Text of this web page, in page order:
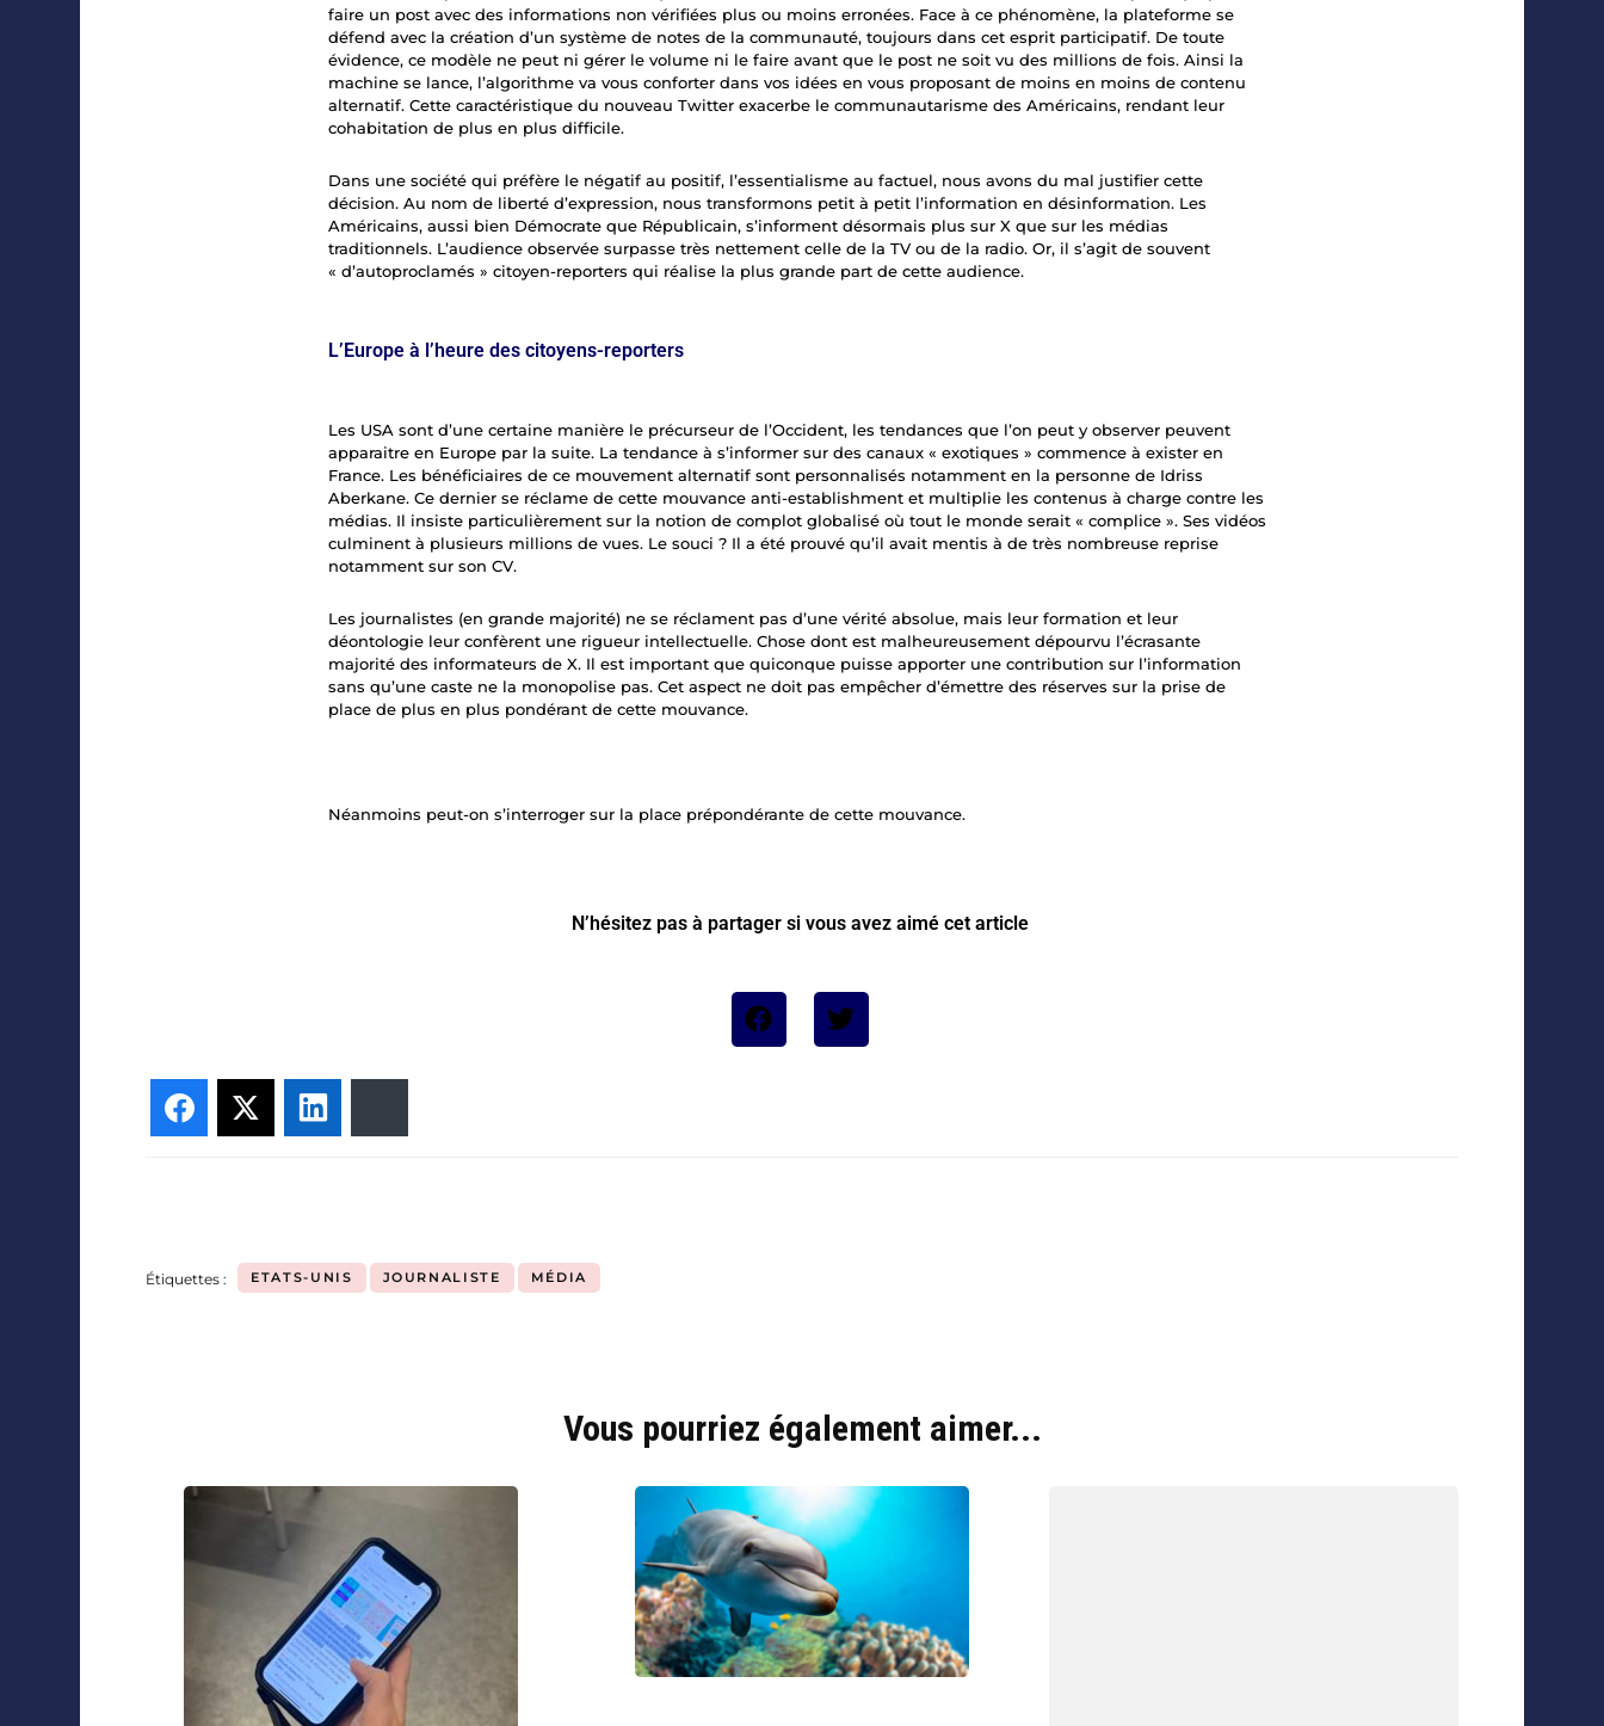
faire un post avec des informations non vérifiées plus ou moins erronées. Face à ce phénomène, la plateforme se
défend avec la création d’un système de notes de la communauté, toujours dans cet esprit participatif. De toute
évidence, ce modèle ne peut ni gérer le volume ni le faire avant que le post ne soit vu des millions de fois. Ainsi la
machine se lance, l’algorithme va vous conforter dans vos idées en vous proposant de moins en moins de contenu
alternatif. Cette caractéristique du nouveau Twitter exacerbe le communautarisme des Américains, rendant leur
cohabitation de plus en plus difficile.
Dans une société qui préfère le négatif au positif, l’essentialisme au factuel, nous avons du mal justifier cette
décision. Au nom de liberté d’expression, nous transformons petit à petit l’information en désinformation. Les
Américains, aussi bien Démocrate que Républicain, s’informent désormais plus sur X que sur les médias
traditionnels. L’audience observée surpasse très nettement celle de la TV ou de la radio. Or, il s’agit de souvent
« d’autoproclamés » citoyen-reporters qui réalise la plus grande part de cette audience.
L’Europe à l’heure des citoyens-reporters
Les USA sont d’une certaine manière le précurseur de l’Occident, les tendances que l’on peut y observer peuvent
apparaitre en Europe par la suite. La tendance à s’informer sur des canaux « exotiques » commence à exister en
France. Les bénéficiaires de ce mouvement alternatif sont personnalisés notamment en la personne de Idriss
Aberkane. Ce dernier se réclame de cette mouvance anti-establishment et multiplie les contenus à charge contre les
médias. Il insiste particulièrement sur la notion de complot globalisé où tout le monde serait « complice ». Ses vidéos
culminent à plusieurs millions de vues. Le souci ? Il a été prouvé qu’il avait mentis à de très nombreuse reprise
notamment sur son CV.
Les journalistes (en grande majorité) ne se réclament pas d’une vérité absolue, mais leur formation et leur
déontologie leur confèrent une rigueur intellectuelle. Chose dont est malheureusement dépourvu l’écrasante
majorité des informateurs de X. Il est important que quiconque puisse apporter une contribution sur l’information
sans qu’une caste ne la monopolise pas. Cet aspect ne doit pas empêcher d’émettre des réserves sur la prise de
place de plus en plus pondérant de cette mouvance.
Néanmoins peut-on s’interroger sur la place prépondérante de cette mouvance.
N’hésitez pas à partager si vous avez aimé cet article
Facebook
Twitter
Étiquettes : ETATS-UNIS JOURNALISTE MÉDIA
Vous pourriez également aimer...